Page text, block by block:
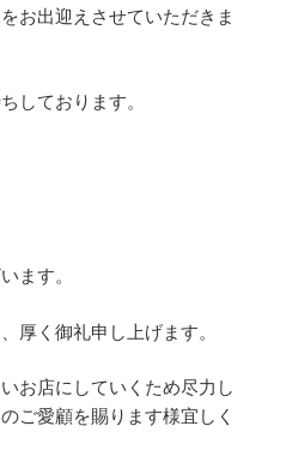
お出迎えさせていただきま
しております。
ます。
厚く御礼申し上げます。
お店にしていくため尽力し
ご愛顧を賜ります様宜しく